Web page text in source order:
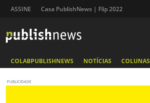
ASSINE Casa PublishNews | Flip 2022
COLABPUBLISHNEWS NOTÍCIAS COLUNAS
PUBLICIDADE